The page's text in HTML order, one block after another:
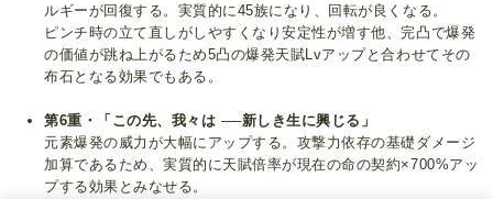
ルギーが回復する。実質的に45族になり、回転が良くなる。
ピンチ時の立て直しがしやすくなり安定性が増す他、完凸で爆発
の価値が跳ね上がるため5凸の爆発天賦Lvアップと合わせてその
布石となる効果でもある。
第6重・「この先、我々は ──新しき生に興じる」
元素爆発の威力が大幅にアップする。攻撃力依存の基礎ダメージ
加算であるため、実質的に天賦倍率が現在の命の契約×700%アッ
プする効果とみなせる。